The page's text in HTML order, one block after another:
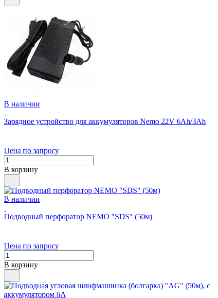
В наличии
Зарядное устройство для аккумуляторов Nemo 22V 6Ah/3Ah
Цена по запросу
В корзину
В наличии
Подводный перфоратор NEMO "SDS" (50м)
Цена по запросу
В корзину